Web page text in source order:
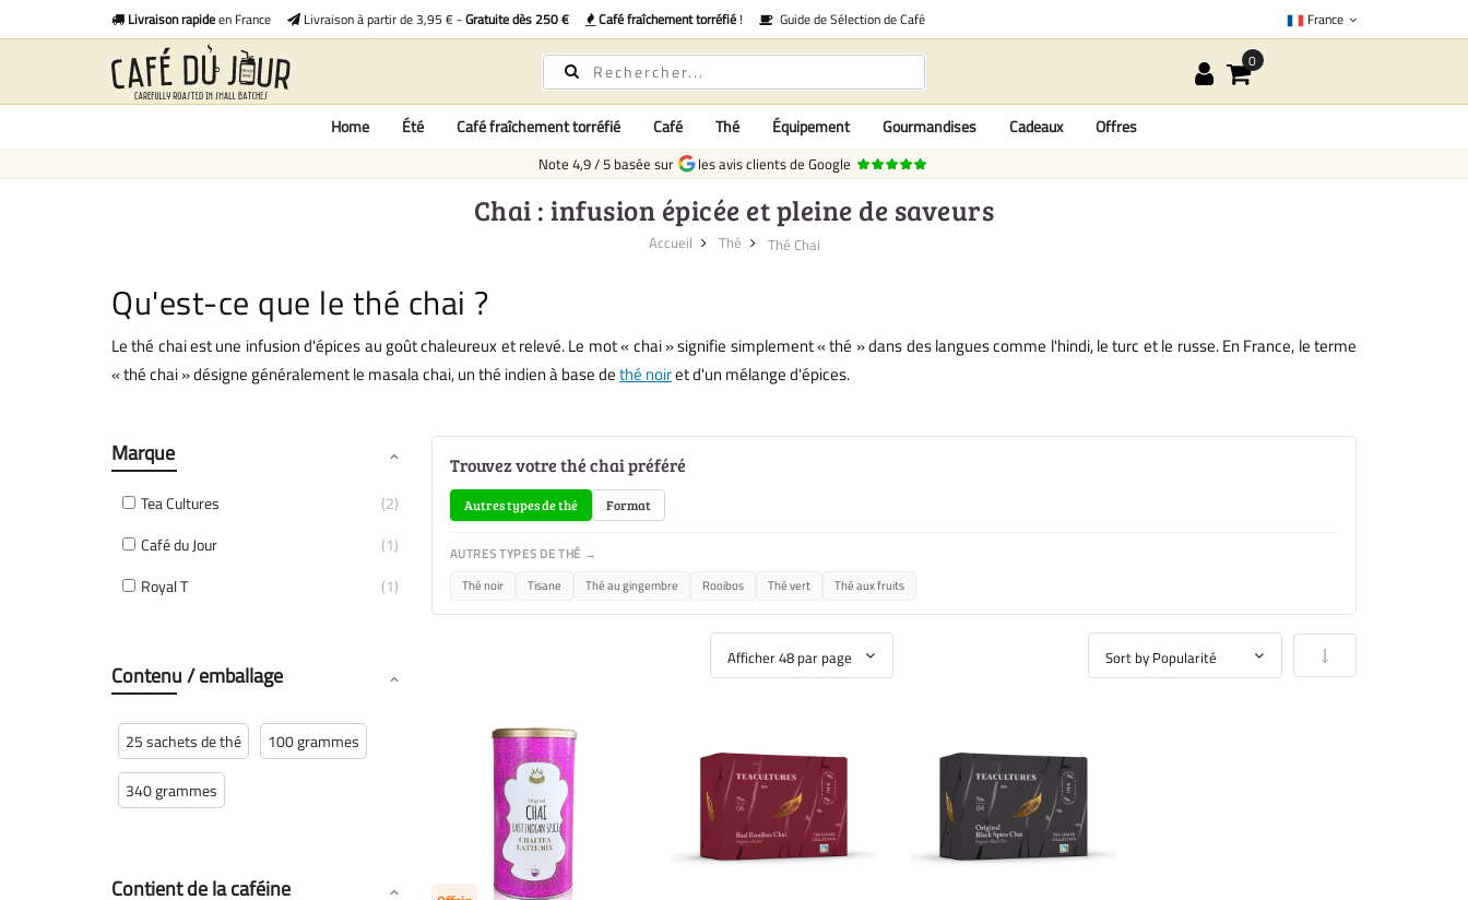
Livraison rapideen France Livraison à partir de 3,95 € -Gratuite dès 250 € Café fraîchement torréfié ! Guide de Sélection de Café France
Home Été Café fraîchement torréfié Café Thé Équipement Gourmandises Cadeaux Offres
Note 4,9/5 basée sur les avis clients de Google
Chai : infusion épicée et pleine de saveurs
Accueil Thé Thé Chai
Qu'est-ce que le thé chai ?
Le thé chai est une infusion d'épices au goût chaleureux et relevé. Le mot « chai » signifie simplement « thé » dans des langues comme l'hindi, le turc et le russe. En France, le terme
« thé chai » désigne généralement le masala chai, un thé indien à base dethé noiret d'un mélange d'épices.
Trouvez votre thé chai préféré
Autres types de thé Format
AUTRES TYPES DE THÉ →
Thé noir
Tisane Thé au gingembre Rooibos Thé vert Thé aux fruits
Par ordre croissant
Marque
Tea Cultures
2
Café du Jour
1
Royal T
1
Contenu / emballage
25 sachets de thé 100 grammes
340 grammes
Contient de la caféine